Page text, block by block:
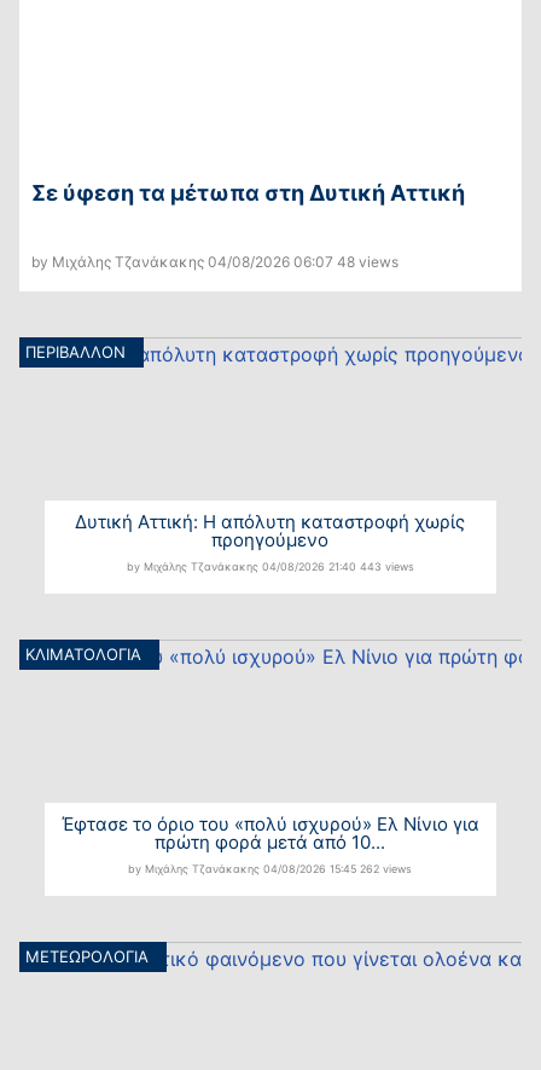
Σε ύφεση τα μέτωπα στη Δυτική Αττική
by Μιχάλης Τζανάκακης 04/08/2026 06:07 48 views
ΠΕΡΙΒΑΛΛΟΝ
Δυτική Αττική: Η απόλυτη καταστροφή χωρίς
προηγούμενο
by Μιχάλης Τζανάκακης 04/08/2026 21:40 443 views
ΚΛΙΜΑΤΟΛΟΓΙΑ
Έφτασε το όριο του «πολύ ισχυρού» Ελ Νίνιο για
πρώτη φορά μετά από 10...
by Μιχάλης Τζανάκακης04/08/2026 15:45 262 views
ΜΕΤΕΩΡΟΛΟΓΙΑ